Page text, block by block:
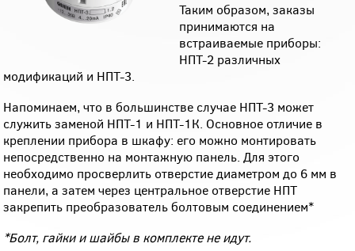
Таким образом, заказы
принимаются на
встраиваемые приборы:
НПТ-2 различных
модификаций и НПТ-3.
Напоминаем, что в большинстве случае НПТ-3 может
служить заменой НПТ-1 и НПТ-1К. Основное отличие в
креплении прибора в шкафу: его можно монтировать
непосредственно на монтажную панель. Для этого
необходимо просверлить отверстие диаметром до 6 мм в
панели, а затем через центральное отверстие НПТ
закрепить преобразователь болтовым соединением*
*Болт, гайки и шайбы в комплекте не идут.